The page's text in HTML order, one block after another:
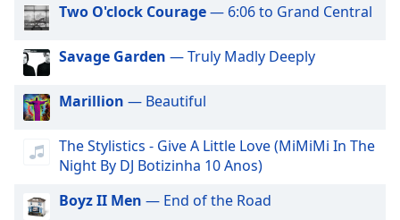
Picture-
in-
Picture
Fullscreen
modal
window.
Beginning
Two O'clock Courage— 6:06 to Grand Central
Savage Garden — Truly Madly Deeply
Marillion — Beautiful
The Stylistics - Give A Little Love (MiMiMi In The
Night By DJ Botizinha 10 Anos)
Boyz II Men — End of the Road